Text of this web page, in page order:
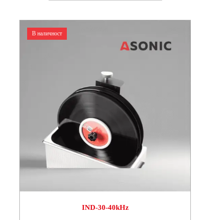
В наличност
IND-30-40kHz